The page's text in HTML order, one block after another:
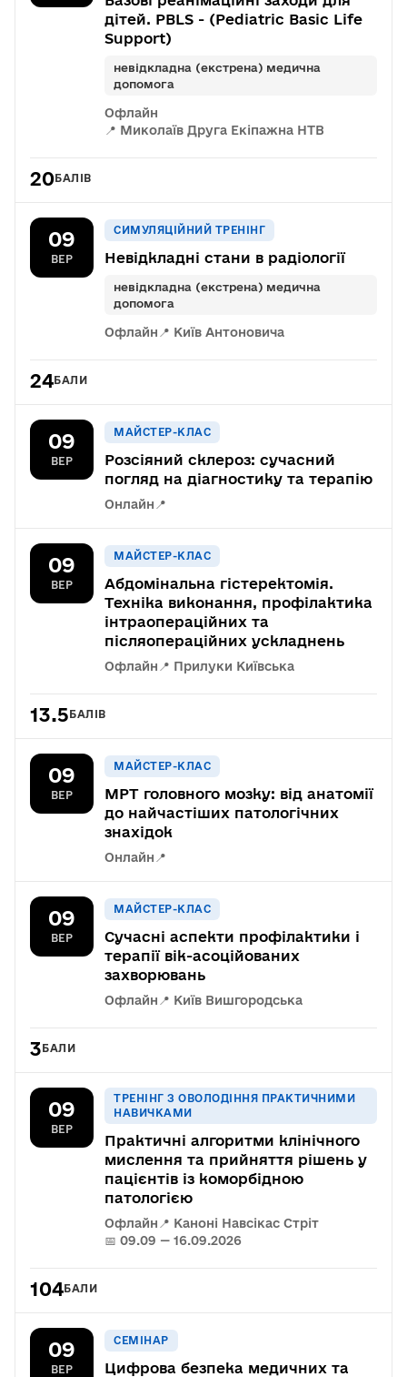
дітей. PBLS - (Pediatric Basic Life
Support)
невідкладна (екстрена) медична
допомога
Офлайн
📍 Миколаїв Друга Екіпажна НТВ
20БАЛІВ
09
ВЕР
СИМУЛЯЦІЙНИЙ ТРЕНІНГ
Невідкладні стани в радіології
невідкладна (екстрена) медична
допомога
Офлайн 📍 Київ Антоновича
24БАЛИ
09
ВЕР
МАЙСТЕР-КЛАС
Розсіяний склероз: сучасний
погляд на діагностику та терапію
Онлайн 📍
09
ВЕР
МАЙСТЕР-КЛАС
Абдомінальна гістеректомія.
Техніка виконання, профілактика
інтраопераційних та
післяопераційних ускладнень
Офлайн 📍 Прилуки Київська
13.5БАЛІВ
09
ВЕР
МАЙСТЕР-КЛАС
МРТ головного мозку: від анатомії
до найчастіших патологічних
знахідок
Онлайн 📍
09
ВЕР
МАЙСТЕР-КЛАС
Сучасні аспекти профілактики і
терапії вік-асоційованих
захворювань
Офлайн 📍 Київ Вишгородська
3БАЛИ
09
ВЕР
ТРЕНІНГ З ОВОЛОДІННЯ ПРАКТИЧНИМИ
НАВИЧКАМИ
Практичні алгоритми клінічного
мислення та прийняття рішень у
пацієнтів із коморбідною
патологією
Офлайн 📍 Каноні Навсікас Стріт
📅 09.09 — 16.09.2026
104БАЛИ
09
ВЕР
СЕМІНАР
Цифрова безпека медичних та